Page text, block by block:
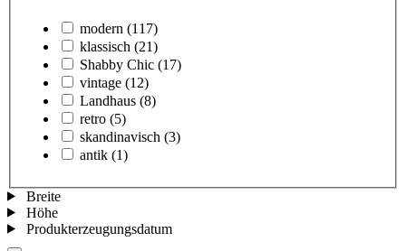
modern (117)
klassisch (21)
Shabby Chic (17)
vintage (12)
Landhaus (8)
retro (5)
skandinavisch (3)
antik (1)
Breite
Höhe
Produkterzeugungsdatum